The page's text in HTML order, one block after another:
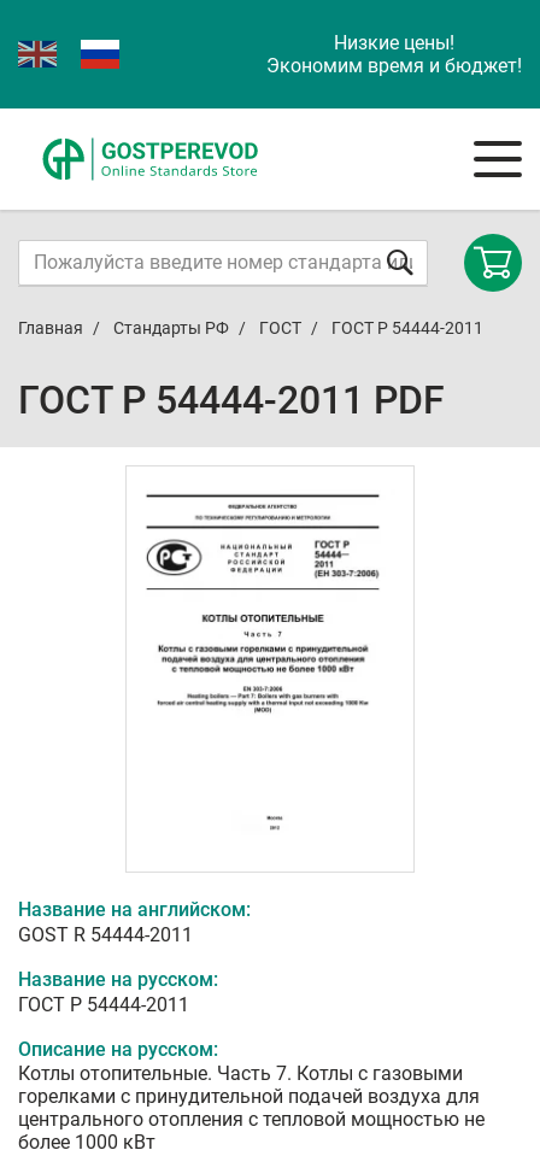
Низкие цены!
Экономим время и бюджет!
Главная Стандарты РФ ГОСТ ГОСТ Р 54444-2011
ГОСТ Р 54444-2011 PDF
Название на английском:
GOST R 54444-2011
Название на русском:
ГОСТ Р 54444-2011
Описание на русском:
Котлы отопительные. Часть 7. Котлы с газовыми
горелками с принудительной подачей воздуха для
центрального отопления с тепловой мощностью не
более 1000 кВт